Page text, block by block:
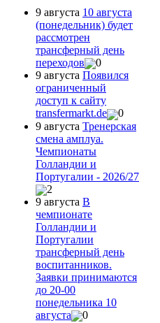
9 августа 10 августа
(понедельник) будет
рассмотрен
трансферный день
переходов
0
9 августа Появился
ограниченный
доступ к сайту
transfermarkt.de
0
9 августа Тренерская
смена амплуа.
Чемпионаты
Голландии и
Португалии - 2026/27
2
9 августа В
чемпионате
Голландии и
Португалии
трансферный день
воспитанников.
Заявки принимаются
до 20-00
понедельника 10
августа
0